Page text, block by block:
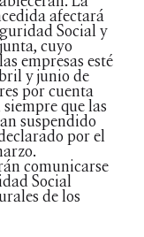
afectará
Social y
cuyo
empresas esté
y junio de
por cuenta
que las
suspendido
por el
comunicarse
Social
de los